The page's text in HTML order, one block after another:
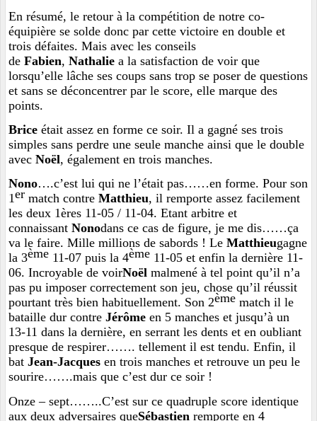
En résumé, le retour à la compétition de notre co-
équipière se solde donc par cette victoire en double et
trois défaites. Mais avec les conseils
de Fabien, Nathalie a la satisfaction de voir que
lorsqu’elle lâche ses coups sans trop se poser de questions
et sans se déconcentrer par le score, elle marque des
points.
Brice était assez en forme ce soir. Il a gagné ses trois
simples sans perdre une seule manche ainsi que le double
avec Noël, également en trois manches.
Nono….c’est lui qui ne l’était pas……en forme. Pour son
1er match contre Matthieu, il remporte assez facilement
les deux 1ères 11-05 / 11-04. Etant arbitre et
connaissant Nonodans ce cas de figure, je me dis……ça
va le faire. Mille millions de sabords ! Le Matthieugagne
la 3ème 11-07 puis la 4ème 11-05 et enfin la dernière 11-
06. Incroyable de voirNoël malmené à tel point qu’il n’a
pas pu imposer correctement son jeu, chose qu’il réussit
pourtant très bien habituellement. Son 2ème match il le
bataille dur contre Jérôme en 5 manches et jusqu’à un
13-11 dans la dernière, en serrant les dents et en oubliant
presque de respirer……. tellement il est tendu. Enfin, il
bat Jean-Jacques en trois manches et retrouve un peu le
sourire…….mais que c’est dur ce soir !
Onze – sept……..C’est sur ce quadruple score identique
aux deux adversaires queSébastien remporte en 4